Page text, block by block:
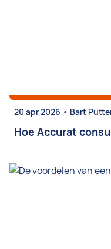
20 apr 2026 • Bart
Hoe Accurat